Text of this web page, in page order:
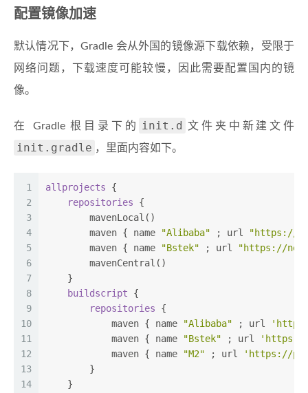
配置镜像加速
默认情况下，Gradle 会从外国的镜像源下载依赖，受限于
网络问题，下载速度可能较慢，因此需要配置国内的镜
像。
在 Gradle 根目录下的 init.d 文件夹中新建文件
init.gradle ，里面内容如下。
1
2
3
4
5
6
7
8
9
10
11
12
13
14
allprojects {
repositories {
        mavenLocal()
        maven { name
"Alibaba" ; url
"https://
        maven { name
"Bstek" ; url
"https://
        mavenCentral()
    }
buildscript {
repositories {
            maven { name
"Alibaba" ; url
            maven { name
"Bstek" ; url
'https://
            maven { name
"M2" ; url
'https://
        }
    }